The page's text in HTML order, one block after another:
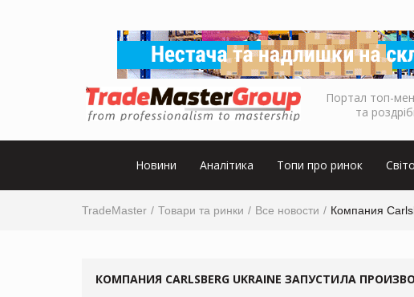
Портал топ-
та
Новини Аналітика Топи про ринок
TradeMaster Товари та ринки Все новости Компания
КОМПАНИЯ CARLSBERG UKRAINE ЗАПУСТИЛА